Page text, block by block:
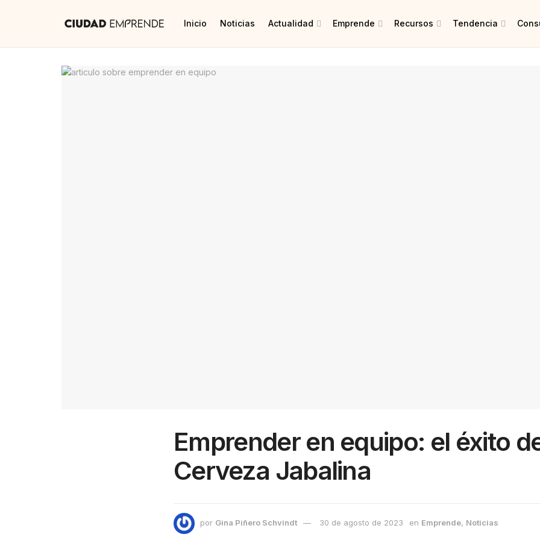
Inicio Noticias Actualidad Emprende Recursos Tendencia
Emprender en equipo: el éxito
Cerveza Jabalina
por Gina Piñero Schvindt 30 de agosto de 2023 en Emprende, Noticias